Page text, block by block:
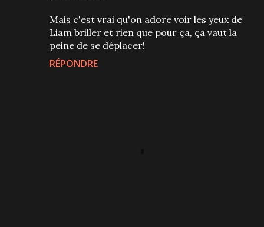
Mais c'est vrai qu'on adore voir les yeux de
Liam briller et rien que pour ça, ça vaut la
peine de se déplacer!
RÉPONDRE